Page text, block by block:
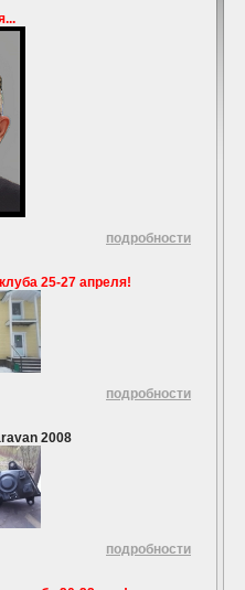
подробности
25-27 апреля!
подробности
2008
подробности